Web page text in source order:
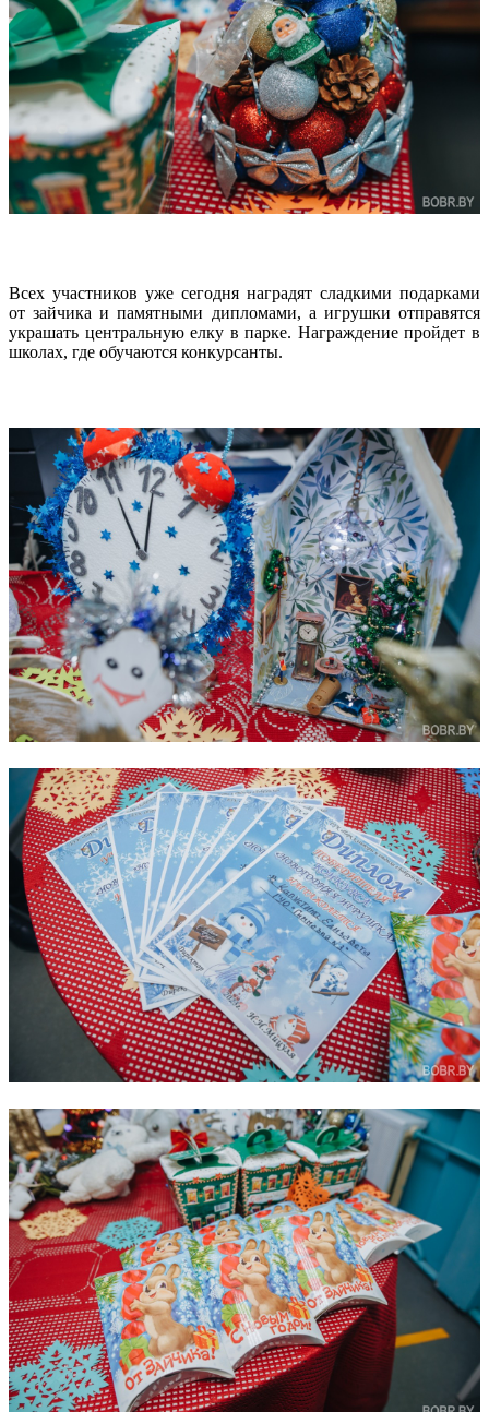
Всех участников уже сегодня наградят сладкими подарками
от зайчика и памятными дипломами, а игрушки отправятся
украшать центральную елку в парке. Награждение пройдет в
школах, где обучаются конкурсанты.